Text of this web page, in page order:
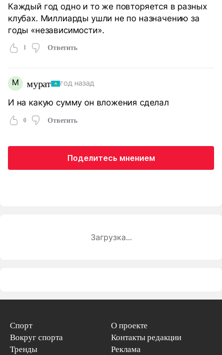
Каждый год одно и то же повторяется в разных
клубах. Миллиарды ушли не по назначению за
годы «независимости».
1 Ответить
М мурат год назад
И на какую сумму он вложения сделал
0 Ответить
Поделитесь мнением
Загрузка...
Спорт
Вокруг спорта
Тренды
О проекте
Контакты редакции
Реклама